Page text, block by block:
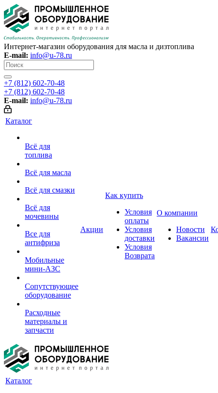
Интернет-магазин оборудования для масла и дизтоплива
E-mail: info@u-78.ru
+7 (812) 602-70-48
+7 (812) 602-70-48
E-mail: info@u-78.ru
Каталог
Всё для
топлива
Всё для масла
Всё для смазки
Всё для
мочевины
Все для
антифриза
Мобильные
мини-АЗС
Сопутствующее
оборудование
Расходные
материалы и
запчасти
Акции
Как купить
Условия
оплаты
Условия
доставки
Условия
Возврата
О компании
Новости
Вакансии
Каталог